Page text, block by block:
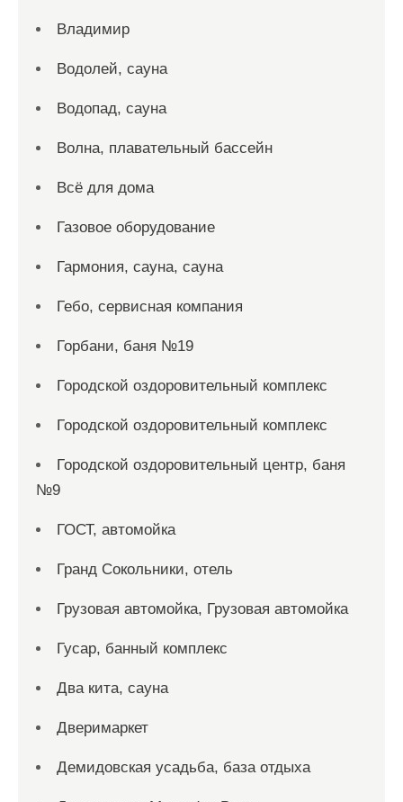
Владимир
Водолей, сауна
Водопад, сауна
Волна, плавательный бассейн
Всё для дома
Газовое оборудование
Гармония, сауна, сауна
Гебо, сервисная компания
Горбани, баня №19
Городской оздоровительный комплекс
Городской оздоровительный комплекс
Городской оздоровительный центр, баня
№9
ГОСТ, автомойка
Гранд Сокольники, отель
Грузовая автомойка, Грузовая автомойка
Гусар, банный комплекс
Два кита, сауна
Дверимаркет
Демидовская усадьба, база отдыха